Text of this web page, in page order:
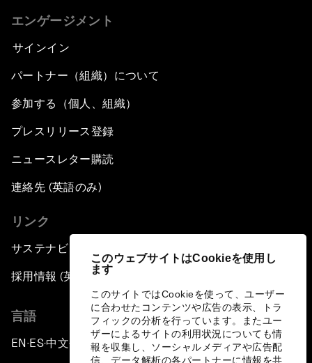
このウェブサイトはCookieを使用し
ます
このサイトではCookieを使って、ユーザー
に合わせたコンテンツや広告の表示、トラ
フィックの分析を行っています。またユー
ザーによるサイトの利用状況についても情
報を収集し、ソーシャルメディアや広告配
信、データ解析の各パートナーに情報を共
エンゲージメント
サインイン
パートナー（組織）について
参加する（個人、組織）
プレスリリース登録
ニュースレター購読
連絡先 (英語のみ)
リンク
サステナビリティへの取り組み
採用情報 (英語のみ)
言語
EN ▪ES▪中文▪ 日本語